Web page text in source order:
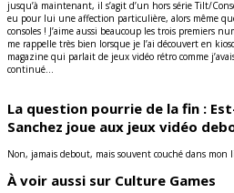
jusqu’à maintenant, il s’agit d’un hors série Tilt/
eu pour lui une affection particulière, alors même
consoles ! J’aime aussi beaucoup les trois premiers
me rappelle très bien lorsque je l’ai découvert en
magazine qui parlait de jeux vidéo rétro comme
continué…
La question pourrie de la fin :
Sanchez joue aux jeux vidéo
Non, jamais debout, mais souvent couché dans
À voir aussi sur Culture Games